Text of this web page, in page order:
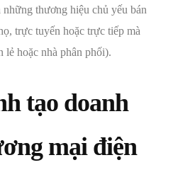
thương hiệu chủ yếu bán
trực tuyến hoặc trực tiếp mà
lẻ hoặc nhà phân phối).
tạo doanh
mại điện